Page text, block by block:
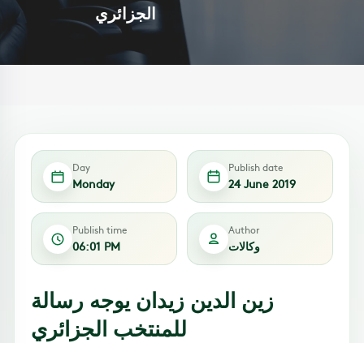
الجزائري
Day
Monday
Publish date
24 June 2019
Publish time
06:01 PM
Author
وكالات
زين الدين زيدان يوجه رسالة
للمنتخب الجزائري